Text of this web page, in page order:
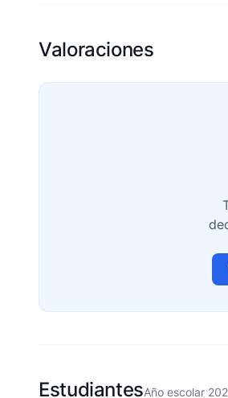
Valoraciones
EstudiantesAño escolar